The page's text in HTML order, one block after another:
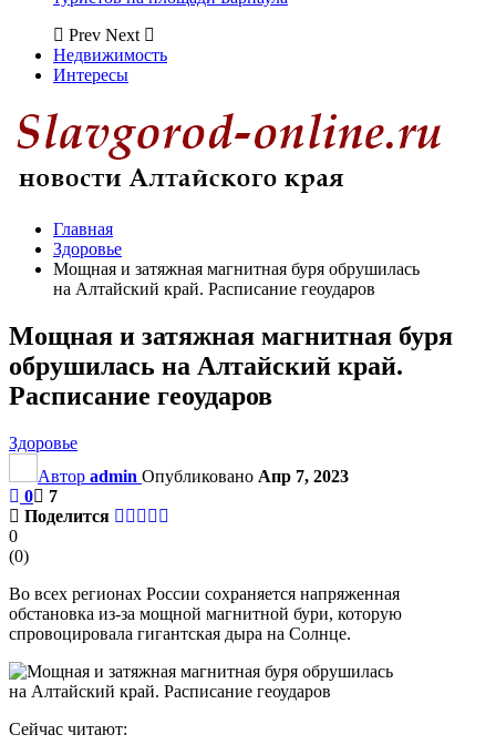
Prev Next
Недвижимость
Интересы
Главная
Здоровье
Мощная и затяжная магнитная буря обрушилась
на Алтайский край. Расписание геоударов
Мощная и затяжная магнитная буря
обрушилась на Алтайский край.
Расписание геоударов
Здоровье
Автор admin Опубликовано Апр 7, 2023
0
7
Поделится
0
(0)
Во всех регионах России сохраняется напряженная
обстановка из-за мощной магнитной бури, которую
спровоцировала гигантская дыра на Солнце.
Сейчас читают: